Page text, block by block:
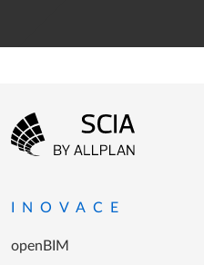
Menu patičky
INOVACE
openBIM